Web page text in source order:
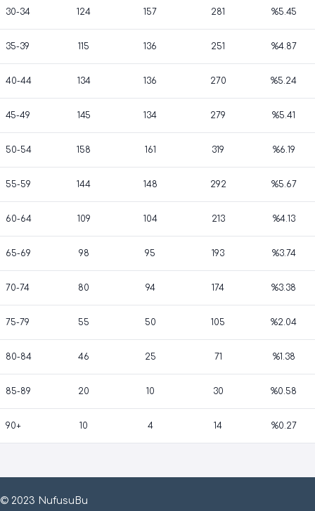
30-34 124 157 281 %5.45
35-39 115 136 251 %4.87
40-44 134 136 270 %5.24
45-49 145 134 279 %5.41
50-54 158 161 319 %6.19
55-59 144 148 292 %5.67
60-64 109 104 213 %4.13
65-69 98 95 193 %3.74
70-74 80 94 174 %3.38
75-79 55 50 105 %2.04
80-84 46 25 71 %1.38
85-89 20 10 30 %0.58
90+ 10 4 14 %0.27
© 2023 NufusuBu